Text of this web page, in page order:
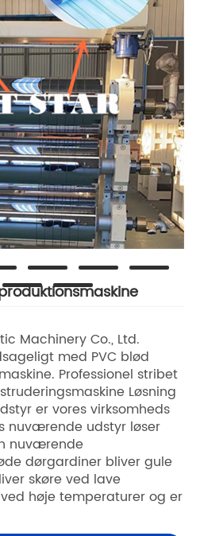
Machinery Co., Ltd.
med PVC blød
Professionel stribet
Løsning
er vores virksomheds
nuværende udstyr løser
nuværende
dørgardiner bliver gule
skøre ved lave
høje temperaturer og er